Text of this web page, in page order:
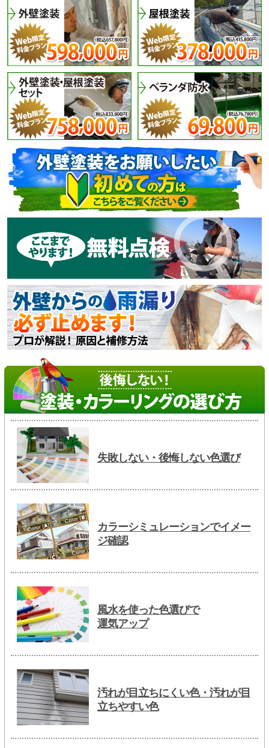
失敗しない・後悔しない色選び
カラーシミュレーションでイメー
ジ確認
風水を使った色選びで
運気アップ
汚れが目立ちにくい色・汚れが目
立ちやすい色